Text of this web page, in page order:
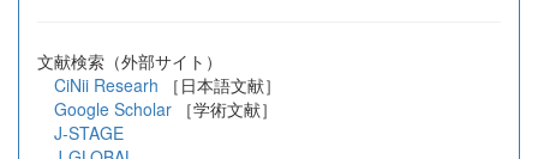
文献検索（外部サイト）
CiNii Researh ［日本語文献］
Google Scholar
［学術文献］
J-STAGE